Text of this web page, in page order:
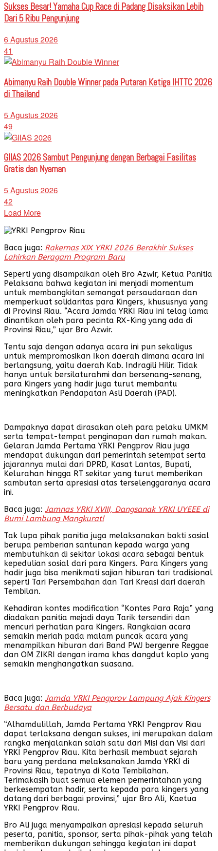
Sukses Besar! Yamaha Cup Race di Padang Disaksikan Lebih
Dari 5 Ribu Pengunjung
6 Agustus 2026
41
Abimanyu Raih Double Winner pada Putaran Ketiga IHTTC 2026
di Thailand
5 Agustus 2026
49
GIIAS 2026 Sambut Pengunjung dengan Berbagai Fasilitas
Gratis dan Nyaman
5 Agustus 2026
42
Load More
Baca juga: Rakernas XIX YRKI 2026 Berakhir Sukses
Lahirkan Beragam Program Baru
Seperti yang disampaikan oleh Bro Azwir, Ketua Panitia
Pelaksana bahwa kegiatan ini menjadi momentum
untuk membangkitan semangat persaudaraan dan
memperkuat solidaritas para Kingers, khususnya yang
di Provinsi Riau. “Acara Jamda YRKI Riau ini telag lama
dinantikan oleh para pecinta RX-King yang ada di
Provinsi Riau,” ujar Bro Azwir.
Tentu saja dengan adanya acara ini pun sekaligus
untuk mempromosikan Ikon daerah dimana acara ini
berlangsung, yaitu daerah Kab. Indragili Hilir. Tidak
hanya untuk bersilaturahmi dan bersenang-senang,
para Kingers yang hadir juga turut membantu
meningkatkan Pendapatan Asli Daerah (PAD).
Dampaknya dapat dirasakan oleh para pelaku UMKM
serta tempat-tempat penginapan dan rumah makan.
Gelaran Jamda Pertama YRKI Pengprov Riau juga
mendapat dukungan dari pemerintah setempat serta
jajarannya mulai dari DPRD, Kasat Lantas, Bupati,
Kelurahan hingga RT sekitar yang turut memberikan
sambutan serta apresiasi atas terselenggaranya acara
ini.
Baca juga: Jamnas YRKI XVIII, Dangsanak YRKI UYEEE di
Bumi Lambung Mangkurat!
Tak lupa pihak panitia juga melaksanakan bakti sosial
berupa pemberian santunan kepada warga yang
membutuhkan di sekitar lokasi acara sebagai bentuk
kepedulian sosial dari para Kingers. Para Kingers yang
hadir juga bisa menikmati sajian hiburan tari tradisional
seperti Tari Persembahan dan Tari Kreasi dari daerah
Tembilan.
Kehadiran kontes modification “Kontes Para Raja” yang
diadakan panitia mejadi daya Tarik tersendiri dan
mencuri perhatian para Kingers. Rangkaian acara
semakin meriah pada malam puncak acara yang
menampilkan hiburan dari Band PWJ bergenre Reggae
dan OM ZIKRI dengan irama khas dangdut koplo yang
semakin menghangatkan suasana.
Baca juga: Jamda YRKI Pengprov Lampung Ajak Kingers
Bersatu dan Berbudaya
“Alhamdulillah, Jamda Pertama YRKI Pengprov Riau
dapat terlaksana dengan sukses, ini merupakan dalam
rangka menjalankan salah satu dari Misi dan Visi dari
YRKI Pengprov Riau. Kita berhasil membuat sejarah
baru yang perdana melaksanakan Jamda YRKI di
Provinsi Riau, tepatnya di Kota Tembilahan.
Terimakasih buat semua elemen pemerintahan yang
berkesempatan hadir, serta kepada para kingers yang
datang dari berbagai provinsi,” ujar Bro Ali, Kaetua
YRKI Pengprov Riau.
Bro Ali juga menyampaikan apresiasi kepada seluruh
peserta, panitia, sponsor, serta pihak-pihak yang telah
memberikan dukungan sehingga kegiatan ini dapat